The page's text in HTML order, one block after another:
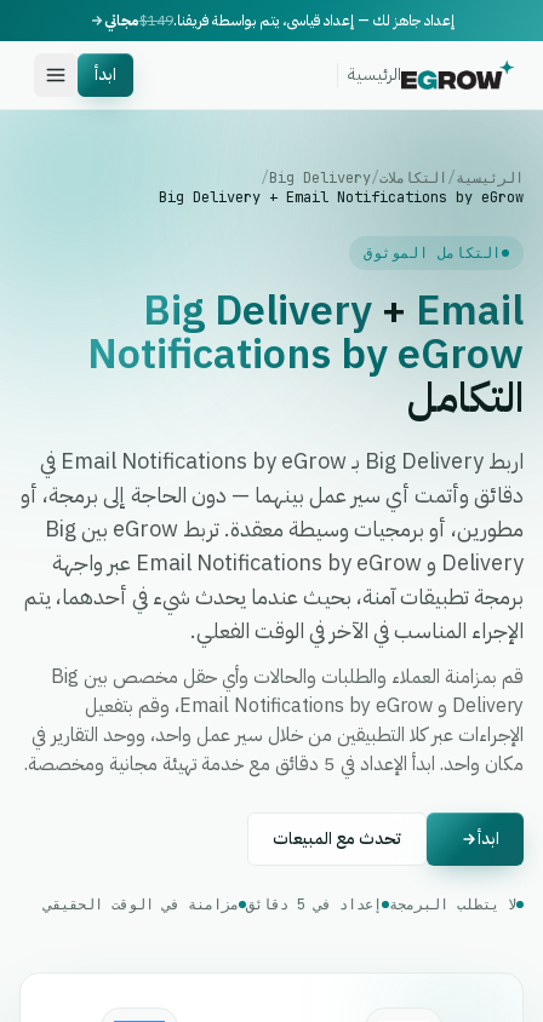
إعداد جاهز لك — إعداد قياسي، يتم بواسطة فريقنا.$149مجاني
الرئيسية ابدأ
الرئيسية/ التكاملات/
Big Delivery
/
Big Delivery + Email Notifications by eGrow
التكامل الموثوق
Big Delivery+ Email
Notifications by eGrow
التكامل
اربط Big Delivery بـ Email Notifications by eGrow في
دقائق وأتمت أي سير عمل بينهما — دون الحاجة إلى برمجة، أو
مطورين، أو برمجيات وسيطة معقدة. تربط eGrow بين Big
Delivery و Email Notifications by eGrow عبر واجهة
برمجة تطبيقات آمنة، بحيث عندما يحدث شيء في أحدهما، يتم
الإجراء المناسب في الآخر في الوقت الفعلي.
قم بمزامنة العملاء والطلبات والحالات وأي حقل مخصص بين Big
Delivery و Email Notifications by eGrow، وقم بتفعيل
الإجراءات عبر كلا التطبيقين من خلال سير عمل واحد، ووحد التقارير في
مكان واحد. ابدأ الإعداد في 5 دقائق مع خدمة تهيئة مجانية ومخصصة.
ابدأ تحدث مع المبيعات
لا يتطلب البرمجة إعداد في 5 دقائق مزامنة في الوقت الحقيقي